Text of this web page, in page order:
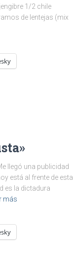
1/2 chile
de lentejas (mix
llegó una publicidad
está al frente de esta
es la dictadura
más